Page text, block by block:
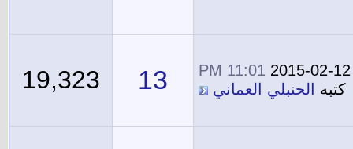
2015-02-12
11:01 PM
كتبه
الحنبلي العماني 13
19,323